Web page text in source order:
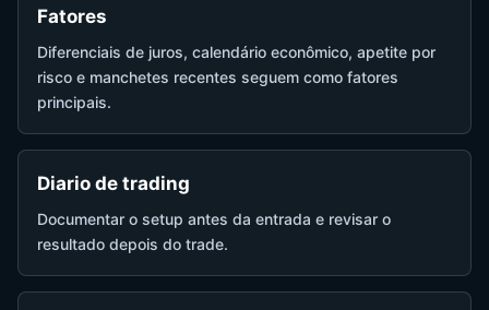
Fatores
Diferenciais de juros, calendário econômico, apetite por
risco e manchetes recentes seguem como fatores
principais.
Diario de trading
Documentar o setup antes da entrada e revisar o
resultado depois do trade.